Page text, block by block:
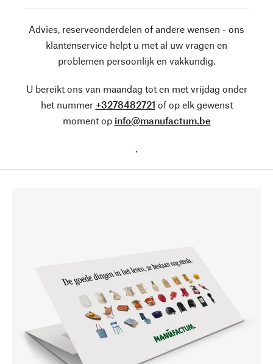
Advies, reserveonderdelen of andere wensen - ons
klantenservice helpt u met al uw vragen en
problemen persoonlijk en vakkundig.
U bereikt ons van maandag tot en met vrijdag onder
het nummer +3278482721 of op elk gewenst
moment op info@manufactum.be
.